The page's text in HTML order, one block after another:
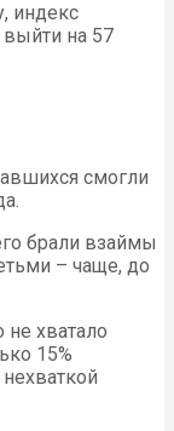
индекс
на 57
смогли
брали взаймы
– чаще, до
хватало
15%